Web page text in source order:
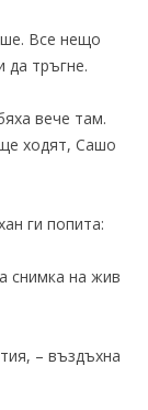
Все нещо
да тръгне.
вече там.
ходят, Сашо
ги попита:
снимка на жив
– въздъхна